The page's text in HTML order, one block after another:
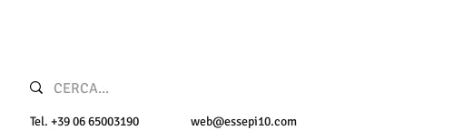
Tel. +39 06 65003190 web@essepi10.com